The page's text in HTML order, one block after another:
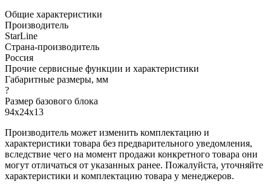
Общие характеристики
Производитель
StarLine
Страна-производитель
Россия
Прочие сервисные функции и характеристики
Габаритные размеры, мм
?
Размер базового блока
94х24х13
Производитель может изменить комплектацию и
характеристики товара без предварительного уведомления,
вследствие чего на момент продажи конкретного товара они
могут отличаться от указанных ранее. Пожалуйста, уточняйте
характеристики и комплектацию товара у менеджеров.